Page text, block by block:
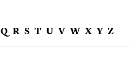
Q R S T U V W X Y Z